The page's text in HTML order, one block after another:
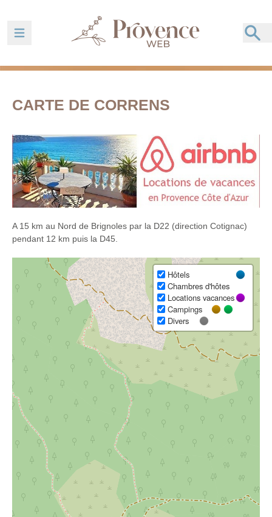
Ouvrir la barre de navigation
CARTE DE CORRENS
A 15 km au Nord de Brignoles par la D22 (direction Cotignac)
pendant 12 km puis la D45.
Hôtels
Chambres d'hôtes
Locations vacances
Campings
Divers